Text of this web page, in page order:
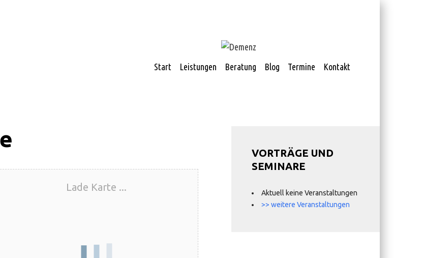
Start Leistungen Beratung Blog Termine Kontakt
Lade Karte ...
VORTRÄGE UND
SEMINARE
Aktuell keine Veranstaltungen
>> weitere Veranstaltungen